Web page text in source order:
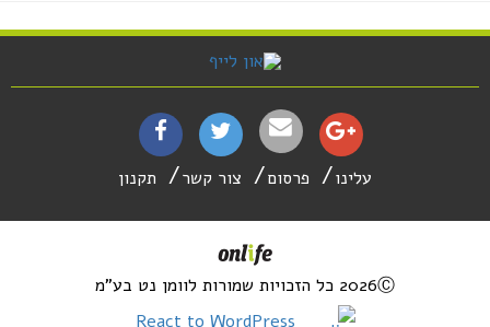
עלינו פרסום צור קשר תקנון
2026Ⓒ כל הזכויות שמורות לוומן נט בע"מ